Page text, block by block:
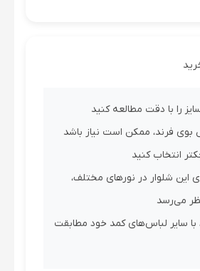
را با دقت مطالعه کنید
بوی فرند، ممکن است نیاز باشد
انتخاب کنید
این شلوار در نور‌های مختلف،
می‌رسد
با سایر لباس‌های کمد خود مطابقت